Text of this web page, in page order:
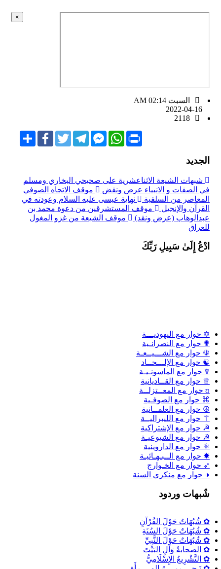
×
السبت AM 02:14
2022-04-16
ShareFacebookTwitter
TelegramFacebook
Messenger
WhatsApp Print
الجديد
شبهات الشيعة الاثناعشرية على صحيحي البخاري ومسلم
في الصفات و الانبياء عرض ونقض
موقف الاتجاه الصوفي
المعاصر من السلفية
نهاية عيسى عليه السلام وعودته في
القرآن والإنجيل
موقف المستشرقين من دعوة محمد بن
عبدالوهاب (عرض ونقد)
موقف الشيعة من غزو المغول
للعراق
ادْعُ إِلَىٰ سَبِيلِ رَبِّكَ
✡ حوار مع اليهوديـــة
✟ حوار مع النصرانـية
☫ حوار مع الشـــيــعـة
☯ حوار مع الإلـــحــاد
☤ حوار مع الماسونـيـة
♕ حوار مع القــاديانية
ʊ حوار مع المعــتزلــة
⌘ حوار مع الصوفـية
☮ حوار مع العلمــانية
⚚ حوار مع الليبراليــة
☭ حوار مع الإشتراكية
☭ حوار مع الشيوعيـة
⚛ حوار مع الداروينية
✸ حوار مع الــبـهـائيـة
➶ حوار مع الخـوارج
◑ حوار مع منكري السنة
شٌبهات وردود
✿ شُبُهَاتٌ حَوْلَ القُرْآنِ
✿ شُبُهَاتٌ حَوْلَ السُنَةِ
✿ شُبُهَاتٌ حَوْلَ النَّبِيِّ
✿ الصحابةُ وَآلِ البَيْتَ
✿ التَّشْرِيعُ الإِسْلَامِيُّ